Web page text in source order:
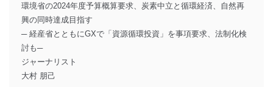
環境省の2024年度予算概算要求、炭素中立と循環経済、自然再
興の同時達成目指す
─ 経産省とともにGXで「資源循環投資」を事項要求、法制化検
討も─
ジャーナリスト
大村 朋己